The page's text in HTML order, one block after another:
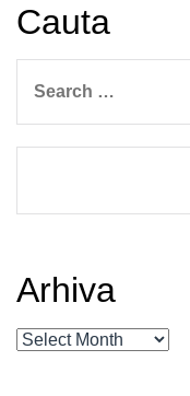
Cauta
for:
Arhiva
Arhiva